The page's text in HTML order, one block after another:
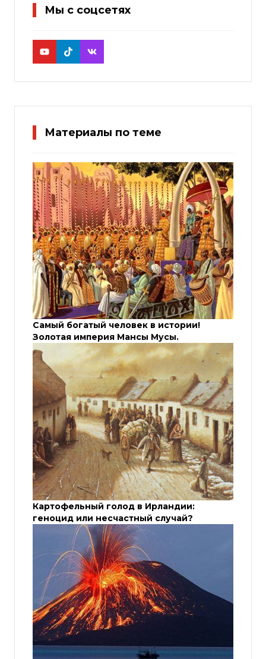
Мы с соцсетях
Материалы по теме
Самый богатый человек в истории!
Золотая империя Мансы Мусы.
Картофельный голод в Ирландии:
геноцид или несчастный случай?